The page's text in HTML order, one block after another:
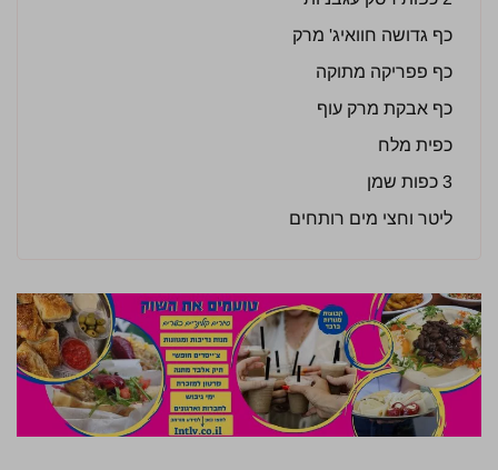
כף גדושה חוואיג' מרק
כף פפריקה מתוקה
כף אבקת מרק עוף
כפית מלח
3 כפות שמן
ליטר וחצי מים רותחים